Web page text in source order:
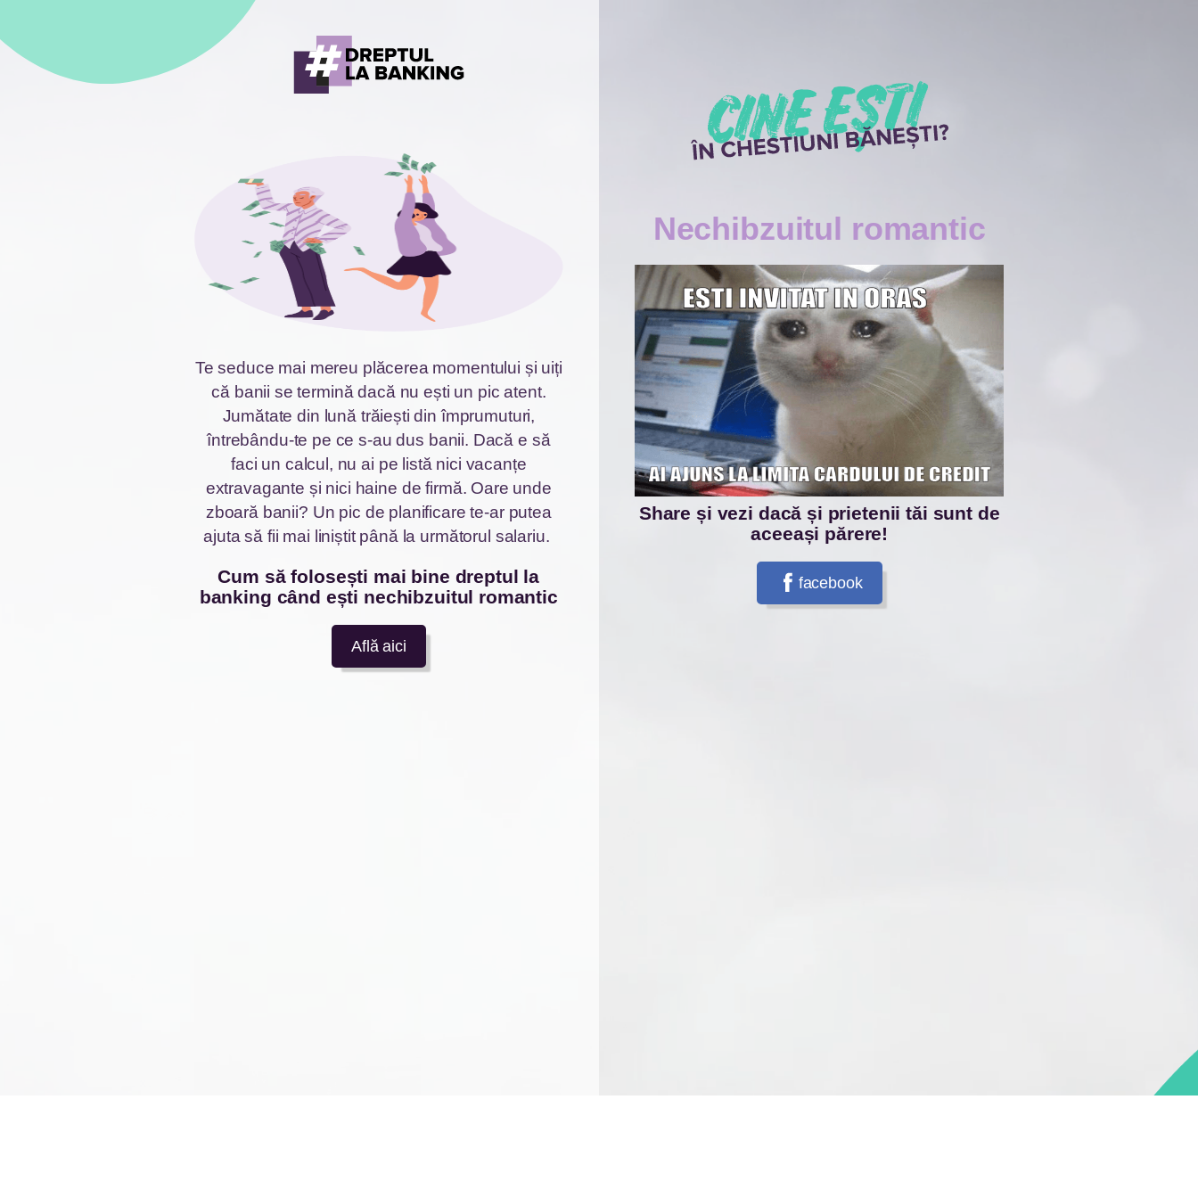
Te seduce mai mereu plăcerea momentului și uiți
că banii se termină dacă nu ești un pic atent.
Jumătate din lună trăiești din împrumuturi,
întrebându-te pe ce s-au dus banii. Dacă e să
faci un calcul, nu ai pe listă nici vacanțe
extravagante și nici haine de firmă. Oare unde
zboară banii? Un pic de planificare te-ar putea
ajuta să fii mai liniștit până la următorul salariu.
cum să folosești mai bine dreptul la
banking când ești nechibzuitul romantic
Află aici
Nechibzuitul romantic
Share și vezi dacă și prietenii tăi sunt de
aceeași părere!
facebook